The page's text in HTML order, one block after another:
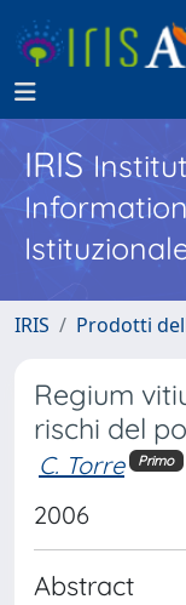
IRIS
IRIS Prodotti
Regium
rischi del
C. Torre Primo
2006
Abstract